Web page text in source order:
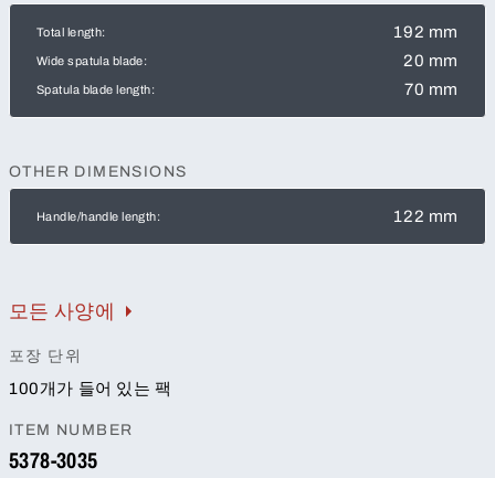
Total length: 192 mm
Wide spatula blade: 20 mm
Spatula blade length: 70 mm
OTHER DIMENSIONS
Handle/handle length: 122 mm
모든 사양에
포장 단위
100개가 들어 있는 팩
ITEM NUMBER
5378-3035